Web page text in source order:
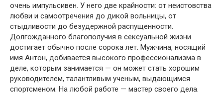
очень импульсивен. У него две крайности: от неистовства
любви и самоотречения до дикой вольницы, от
стыдливости до безудержной распущенности.
Долгожданного благополучия в сексуальной жизни
достигает обычно после сорока лет. Мужчина, носящий
имя Антон, добивается высокого профессионализма в
деле, которым занимается — он может стать хорошим
руководителем, талантливым ученым, выдающимся
спортсменом. На любой работе — мастер своего дела.